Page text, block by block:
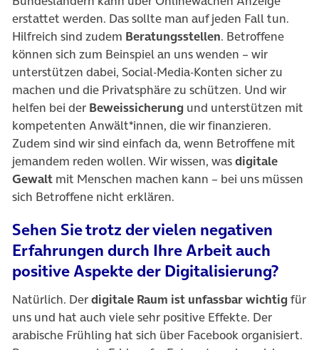
erstattet werden. Das sollte man auf jeden Fall tun.
Hilfreich sind zudem Beratungsstellen. Betroffene
können sich zum Beinspiel an uns wenden – wir
unterstützen dabei, Social-Media-Konten sicher zu
machen und die Privatsphäre zu schützen. Und wir
helfen bei der Beweissicherung und unterstützen mit
kompetenten Anwält*innen, die wir finanzieren.
Zudem sind wir sind einfach da, wenn Betroffene mit
jemandem reden wollen. Wir wissen, wasdigitale
Gewalt mit Menschen machen kann – bei uns müssen
sich Betroffene nicht erklären.
Sehen Sie trotz der vielen negativen
Erfahrungen durch Ihre Arbeit auch
positive Aspekte der Digitalisierung?
Natürlich. Derdigitale Raum ist unfassbar wichtig für
uns und hat auch viele sehr positive Effekte. Der
arabische Frühling hat sich über Facebook organisiert.